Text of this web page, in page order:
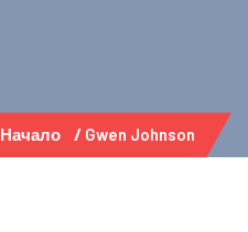
Начало Gwen Johnson